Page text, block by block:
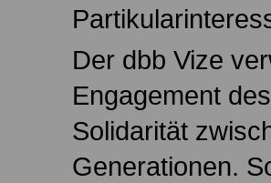
Der dbb Vize
Engagement
Solidarität
Generationen.